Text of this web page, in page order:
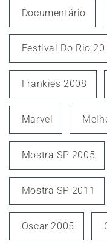
Documentário
Festival Do Rio
Frankies 2008
Marvel
Mostra SP 2005
Mostra SP 2011
Oscar 2005